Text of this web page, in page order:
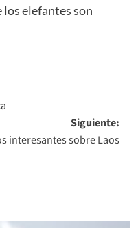
los elefantes son
Siguiente:
interesantes sobre Laos